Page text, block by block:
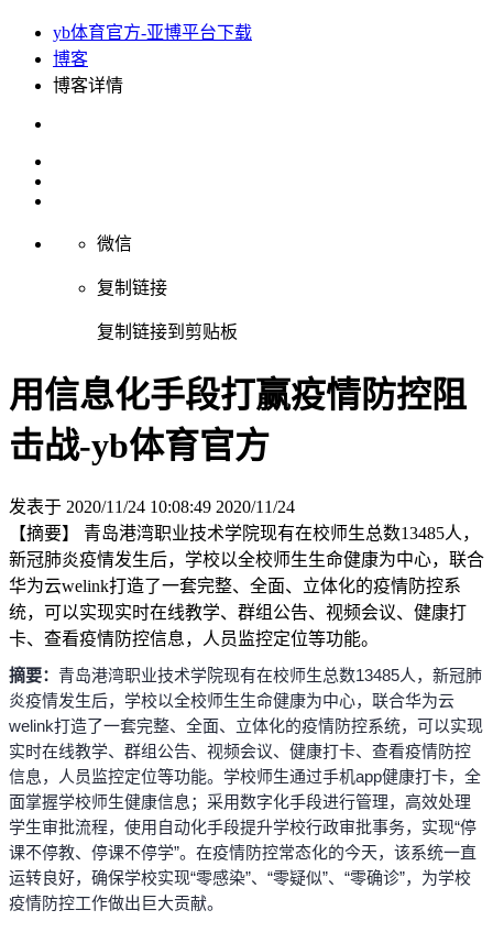
yb体育官方-亚博平台下载
博客
博客详情
微信
复制链接
复制链接到剪贴板
用信息化手段打赢疫情防控阻
击战-yb体育官方
发表于 2020/11/24 10:08:49 2020/11/24
【摘要】 青岛港湾职业技术学院现有在校师生总数13485人，
新冠肺炎疫情发生后，学校以全校师生生命健康为中心，联合
华为云welink打造了一套完整、全面、立体化的疫情防控系
统，可以实现实时在线教学、群组公告、视频会议、健康打
卡、查看疫情防控信息，人员监控定位等功能。
摘要： 青岛港湾职业技术学院现有在校师生总数13485人，新冠肺
炎疫情发生后，学校以全校师生生命健康为中心，联合华为云
welink打造了一套完整、全面、立体化的疫情防控系统，可以实现
实时在线教学、群组公告、视频会议、健康打卡、查看疫情防控
信息，人员监控定位等功能。学校师生通过手机app健康打卡，全
面掌握学校师生健康信息；采用数字化手段进行管理，高效处理
学生审批流程，使用自动化手段提升学校行政审批事务，实现“停
课不停教、停课不停学”。在疫情防控常态化的今天，该系统一直
运转良好，确保学校实现“零感染”、“零疑似”、“零确诊”，为学校
疫情防控工作做出巨大贡献。